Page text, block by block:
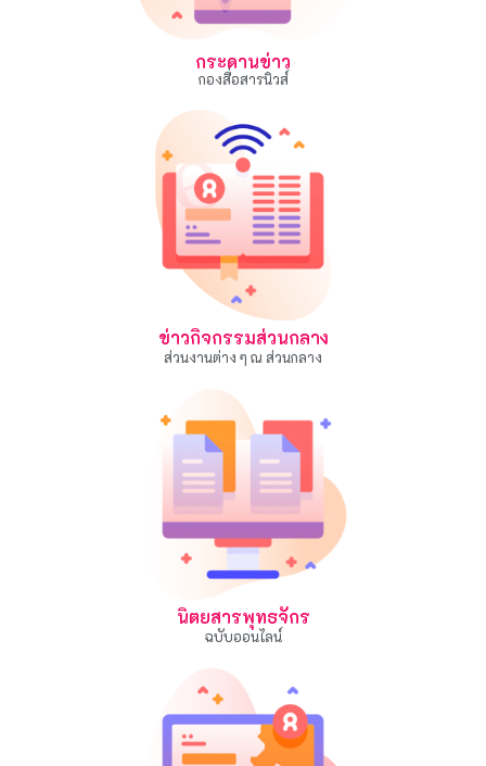
กระดานข่าว
กองสื่อสารนิวส์
ข่าวกิจกรรมส่วนกลาง
ส่วนงานต่าง ๆ ณ ส่วนกลาง
นิตยสารพุทธจักร
ฉบับออนไลน์